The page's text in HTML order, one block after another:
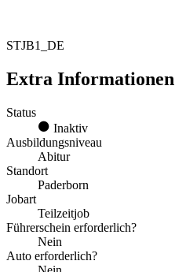
STJB1_DE
Extra Informationen
Status
Inaktiv
Ausbildungsniveau
Abitur
Standort
Paderborn
Jobart
Teilzeitjob
Führerschein erforderlich?
Nein
Auto erforderlich?